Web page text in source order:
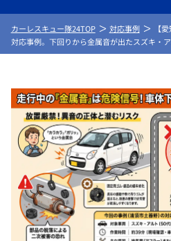
カーレスキュー隊24TOP 対応事例
【
対応事例。下回りから金属音が出たスズキ・